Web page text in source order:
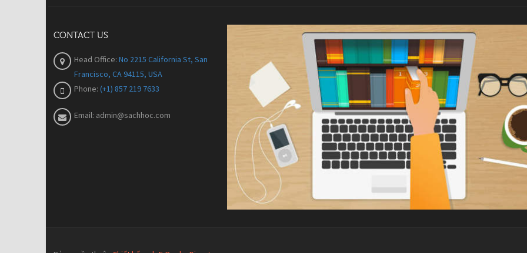
CONTACT US
Head Office: No 2215 California St, San
Francisco, CA 94115, USA
Phone: (+1) 857 219 7633
Email: admin@sachhoc.com